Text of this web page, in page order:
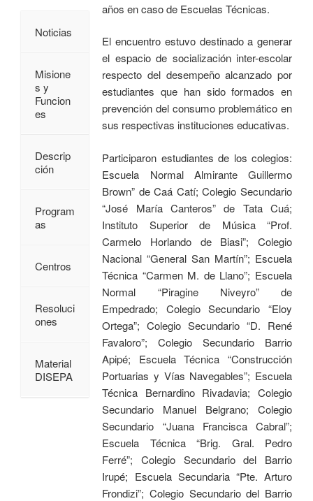
años en caso de Escuelas Técnicas.
El encuentro estuvo destinado a generar
el espacio de socialización inter-escolar
respecto del desempeño alcanzado por
estudiantes que han sido formados en
prevención del consumo problemático en
sus respectivas instituciones educativas.
Participaron estudiantes de los colegios:
Escuela Normal Almirante Guillermo
Brown” de Caá Catí; Colegio Secundario
“José María Canteros” de Tata Cuá;
Instituto Superior de Música “Prof.
Carmelo Horlando de Biasi”; Colegio
Nacional “General San Martín”; Escuela
Técnica “Carmen M. de Llano”; Escuela
Normal “Piragine Niveyro” de
Empedrado; Colegio Secundario “Eloy
Ortega”; Colegio Secundario “D. René
Favaloro”; Colegio Secundario Barrio
Apipé; Escuela Técnica “Construcción
Portuarias y Vías Navegables”; Escuela
Técnica Bernardino Rivadavia; Colegio
Secundario Manuel Belgrano; Colegio
Secundario “Juana Francisca Cabral”;
Escuela Técnica “Brig. Gral. Pedro
Ferré”; Colegio Secundario del Barrio
Irupé; Escuela Secundaria “Pte. Arturo
Frondizi”; Colegio Secundario del Barrio
Noticias
Misione
s y
Funcion
es
Descrip
ción
Program
as
Centros
Resoluci
ones
Material
DISEPA